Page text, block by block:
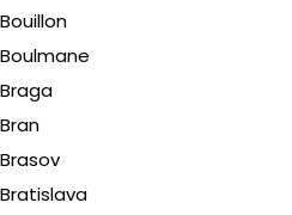
Bouillon
Boulmane
Braga
Bran
Brasov
Bratislava